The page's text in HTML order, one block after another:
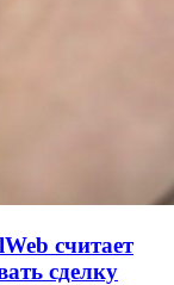
считает
сделку